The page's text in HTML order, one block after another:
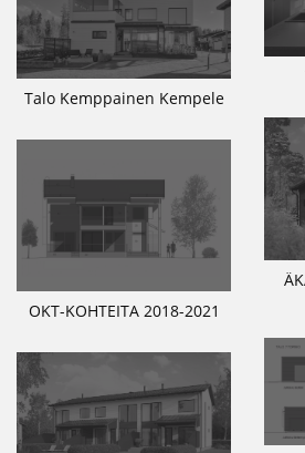
Talo Kemppainen Kempele
OKT-KOHTEITA 2018-2021